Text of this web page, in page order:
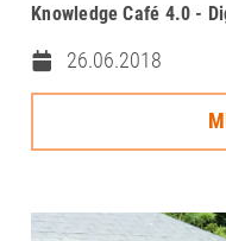
Knowledge Café 4.0 -
26.06.2018